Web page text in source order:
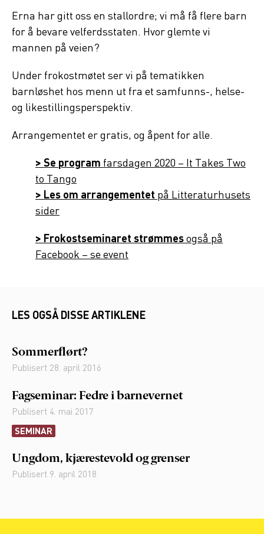
Erna har gitt oss en stallordre; vi må få flere barn
for å bevare velferdsstaten. Hvor glemte vi
mannen på veien?
Under frokostmøtet ser vi på tematikken
barnløshet hos menn ut fra et samfunns-, helse-
og likestillingsperspektiv.
Arrangementet er gratis, og åpent for alle.
> Seprogramfarsdagen 2020 – It Takes Two
to Tango
> Les om arrangementetpå Litteraturhusets
sider
> Frokostseminaret strømmesogså på
Facebook – se event
LES OGSÅ DISSE ARTIKLENE
Sommerflørt?
Publisert 28. april 2016
Fagseminar: Fedre i barnevernet
Publisert 4. mai 2017
SEMINAR
Ungdom, kjærestevold og grenser
Publisert 9. april 2018